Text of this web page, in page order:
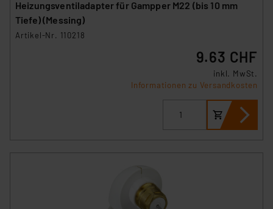
Überwachungsprogrammen verarbeiten, ohne dass
hiergegen Klagemöglichkeiten für Europäer bestehen.
Unsere Kooperation mit diesen Dienstleistern stützt
Europäischen Kommission sowie einer eigenen
insbesondere der Art der übermittelten Daten,
Heizungsventiladapter für Gampper M22 (bis 10 mm
Tiefe) (Messing)
Artikel-Nr. 110218
9.63 CHF
inkl. MwSt.
Informationen zu Versandkosten